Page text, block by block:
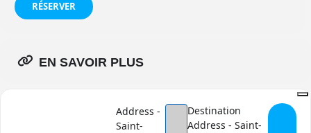
RÉSERVER
EN SAVOIR PLUS
Address -
Saint-
Destination
Address - Saint-